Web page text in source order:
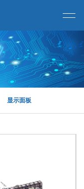
显示面板